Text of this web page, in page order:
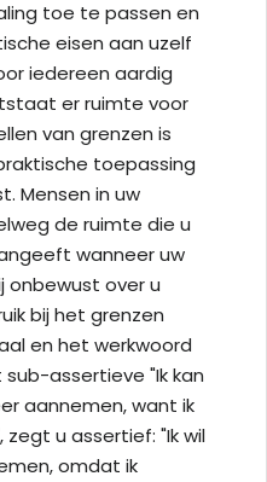
toe te passen en
eisen aan uzelf
iedereen aardig
er ruimte voor
van grenzen is
toepassing
Mensen in uw
de ruimte die u
wanneer uw
onbewust over u
bij het grenzen
en het werkwoord
assertieve "Ik kan
aannemen, want ik
u assertief: "Ik wil
omdat ik